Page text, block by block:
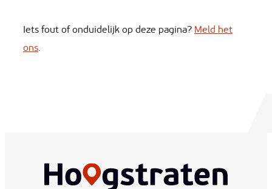
Iets fout of onduidelijk op deze pagina? Meld het
ons.